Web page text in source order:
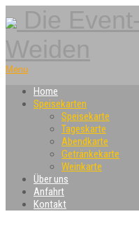
Die
Menu
Home
Speisekarten
Speisekarte
Tageskarte
Abendkarte
Getränkekarte
Weinkarte
Über uns
Anfahrt
Kontakt